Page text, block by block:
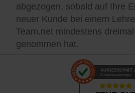
abgezogen, sobald auf Ihre
neuer Kunde bei einem
Team.net mindestens
genommen hat.
AUSGEZEICHNET
Kundenbewertungen